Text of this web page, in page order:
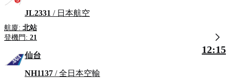
JL2331 / 日本航空
航廈: 北站
登機門: 21
仙台
NH1137 / 全日本空輸
12:15